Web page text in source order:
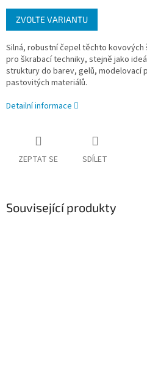
Měrná
cena:
ZVOLTE VARIANTU
Silná, robustní čepel těchto
pro škrabací techniky, stejně jako
struktury do barev, gelů, modelovací
pastovitých materiálů.
Detailní informace
ZEPTAT SE SDÍLET
Související produkty